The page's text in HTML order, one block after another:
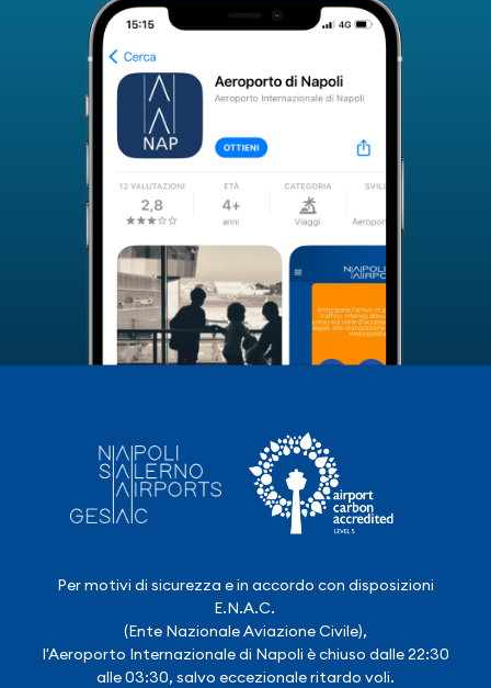
Per motivi di sicurezza e in accordo con disposizioni
E.N.A.C.
(Ente Nazionale Aviazione Civile),
l'Aeroporto Internazionale di Napoli è chiuso dalle 22:30
alle 03:30, salvo eccezionale ritardo voli.